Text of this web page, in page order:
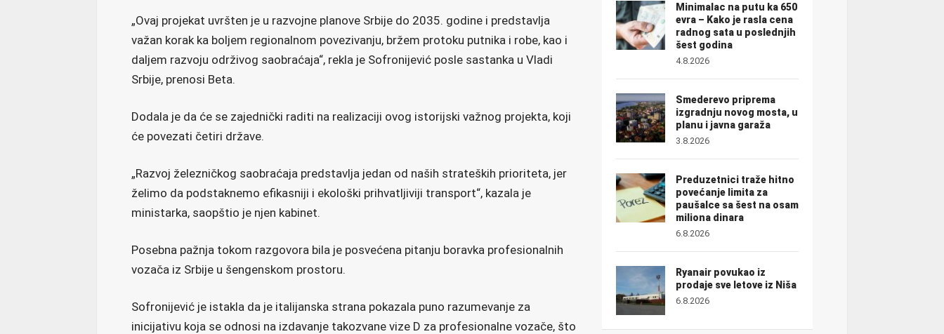
„Ovaj projekat uvršten je u razvojne planove Srbije do 2035. godine i predstavlja
važan korak ka boljem regionalnom povezivanju, bržem protoku putnika i robe, kao i
daljem razvoju održivog saobraćaja“, rekla je Sofronijević posle sastanka u Vladi
Srbije, prenosi Beta.
Dodala je da će se zajednički raditi na realizaciji ovog istorijski važnog projekta, koji
će povezati četiri države.
„Razvoj železničkog saobraćaja predstavlja jedan od naših strateških prioriteta, jer
želimo da podstaknemo efikasniji i ekološki prihvatljiviji transport“, kazala je
ministarka, saopštio je njen kabinet.
Posebna pažnja tokom razgovora bila je posvećena pitanju boravka profesionalnih
vozača iz Srbije u šengenskom prostoru.
Sofronijević je istakla da je italijanska strana pokazala puno razumevanje za
inicijativu koja se odnosi na izdavanje takozvane vize D za profesionalne vozače, što
Minimalac na putu ka 650
evra – Kako je rasla cena
radnog sata u poslednjih
šest godina
4.8.2026
Smederevo priprema
izgradnju novog mosta, u
planu i javna garaža
3.8.2026
Preduzetnici traže hitno
povećanje limita za
paušalce sa šest na osam
miliona dinara
6.8.2026
Ryanair povukao iz
prodaje sve letove iz Niša
6.8.2026